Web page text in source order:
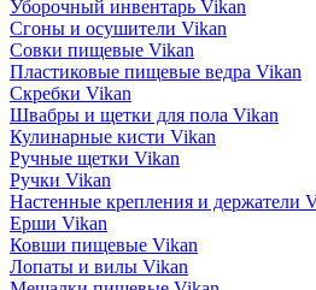
Уборочный инвентарь Vikan
Сгоны и осушители Vikan
Совки пищевые Vikan
Пластиковые пищевые ведра Vikan
Скребки Vikan
Швабры и щетки для пола Vikan
Кулинарные кисти Vikan
Ручные щетки Vikan
Ручки Vikan
Настенные крепления и держатели
Ерши Vikan
Ковши пищевые Vikan
Лопаты и вилы Vikan